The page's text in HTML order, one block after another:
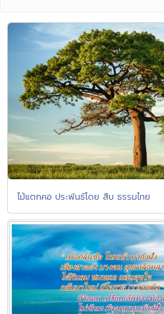
ไม้แตกคอ ประพันธ์โดย สืบ ธรรมไทย